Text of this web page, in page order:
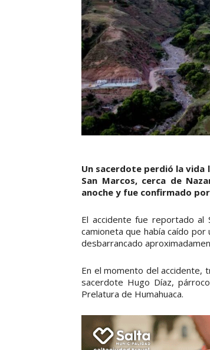
Un sacerdote perdió la vida
San Marcos, cerca de
anoche y fue confirmado
El accidente fue reportado al
camioneta que había caído por
desbarrancado
En el momento del accidente,
sacerdote Hugo Díaz,
Prelatura de Humahuaca.